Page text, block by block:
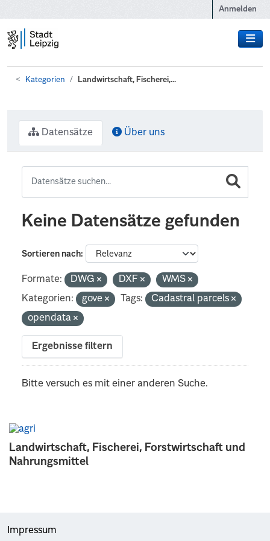
Anmelden
Kategorien Landwirtschaft, Fischerei,...
Landwirtschaft, Fischerei, Forstwirtschaft und
Nahrungsmittel
Datensätze Über uns
Keine Datensätze gefunden
Sortieren nach
Formate: DWG DXF
WMS
Kategorien:
gove Tags:
Cadastral parcels
opendata
Ergebnisse filtern
Bitte versuch es mit einer anderen Suche.
Impressum